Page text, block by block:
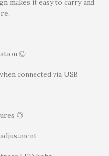
makes it easy to carry and
◎
connected via USB
◎